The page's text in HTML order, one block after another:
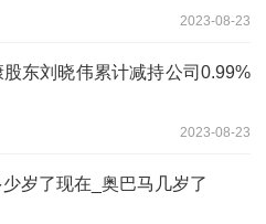
2023-08-23
东刘晓伟累计减持公司0.99%
2023-08-23
岁了现在_奥巴马几岁了